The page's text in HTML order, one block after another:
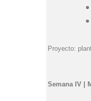
Proyecto:
Semana IV |